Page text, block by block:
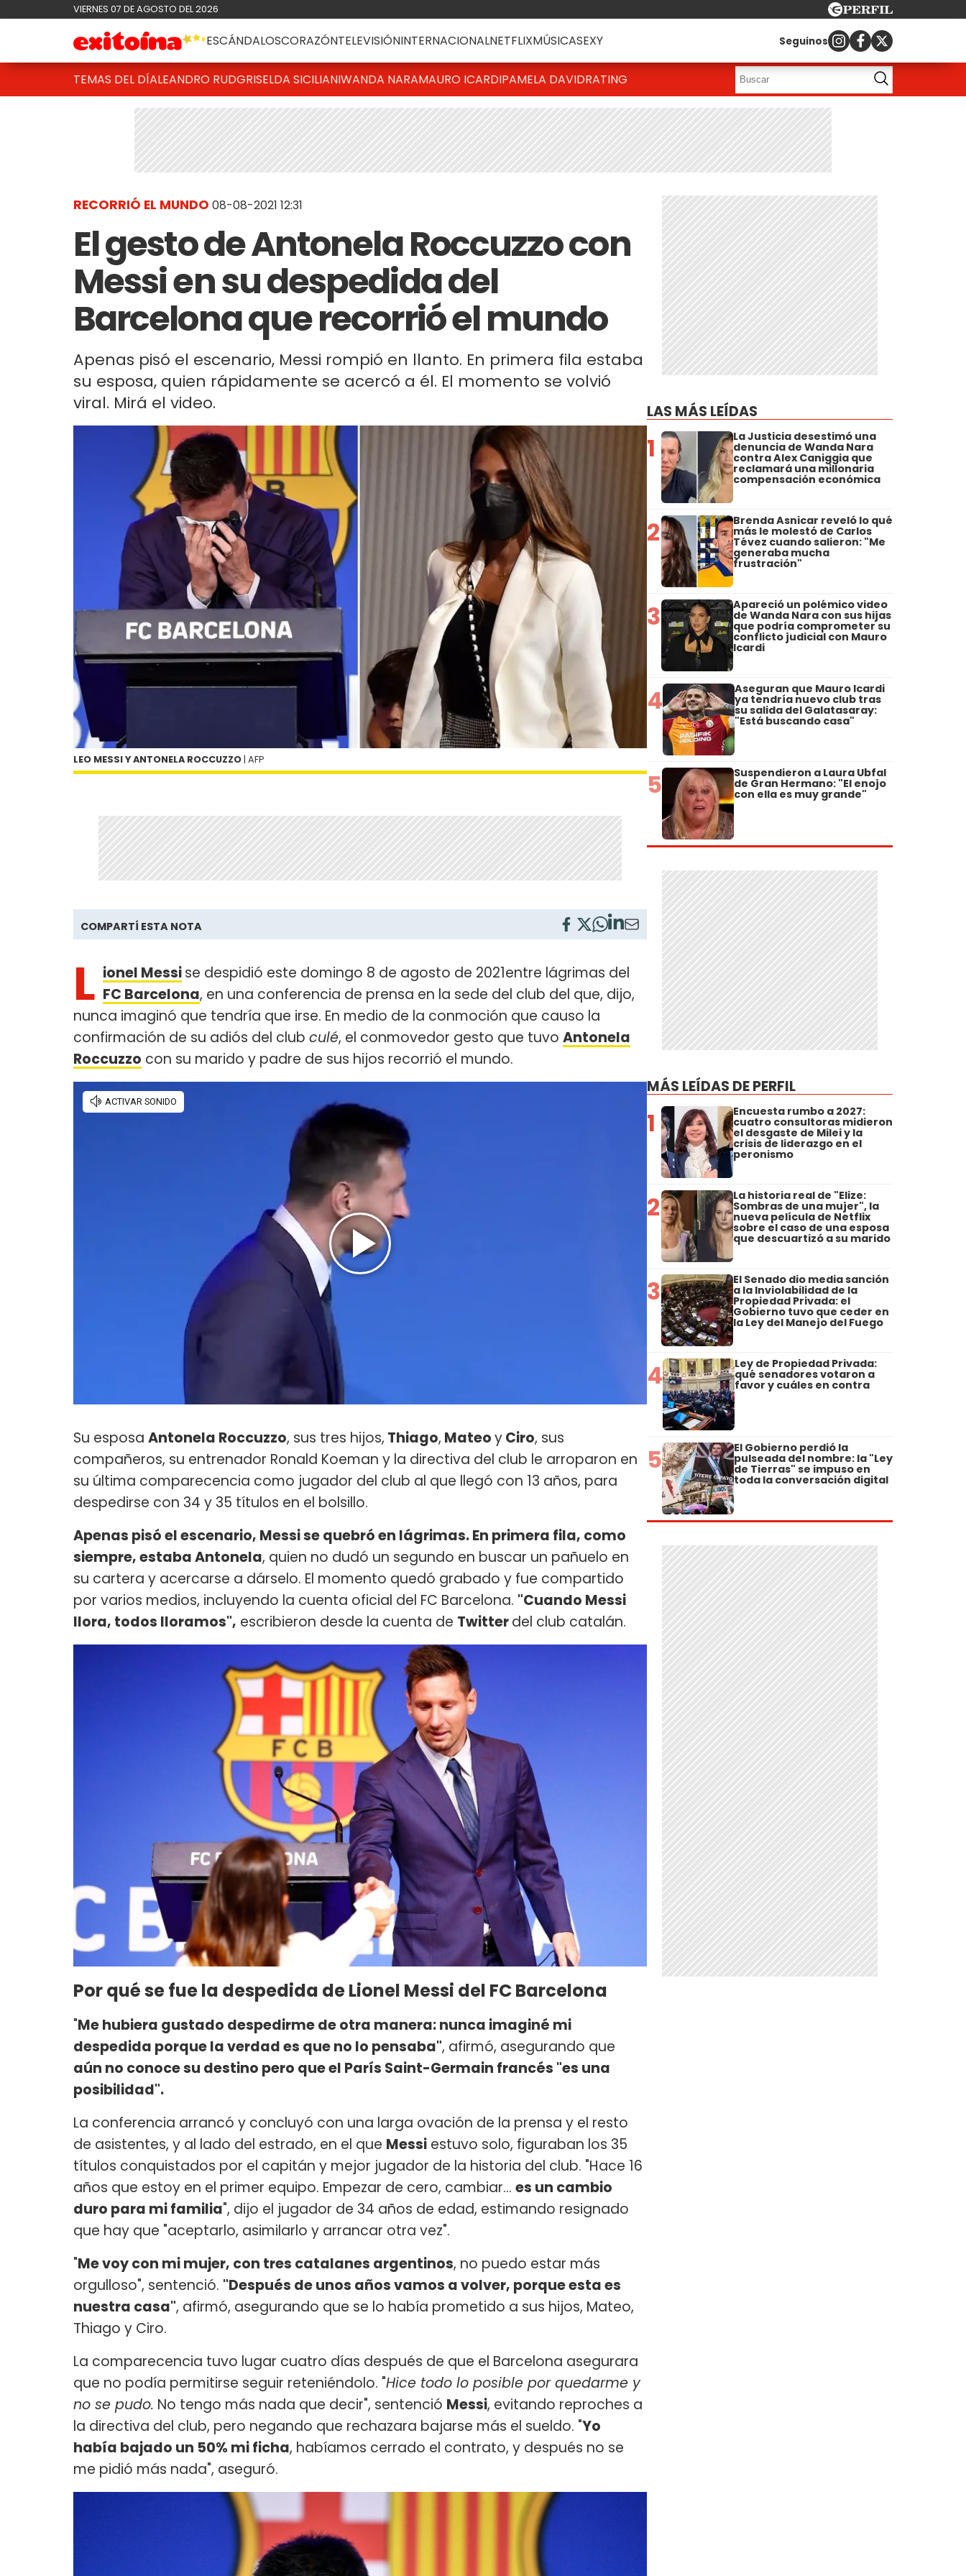
VIERNES 07 DE AGOSTO DEL 2026
ESCÁNDALOSCORAZÓNTELEVISIÓNINTERNACIONALNETFLIXMÚSICASEXY Seguinos
TEMAS DEL DÍALEANDRO RUDGRISELDA SICILIANIWANDA NARAMAURO ICARDIPAMELA DAVIDRATING
RECORRIÓ EL MUNDO 08-08-2021 12:31
El gesto de Antonela Roccuzzo con
Messi en su despedida del
Barcelona que recorrió el mundo
Apenas pisó el escenario, Messi rompió en llanto. En primera fila estaba
su esposa, quien rápidamente se acercó a él. El momento se volvió
viral. Mirá el video.
LEO MESSI Y ANTONELA ROCCUZZO | AFP
COMPARTÍ ESTA NOTA
L ionel Messise despidió este domingo 8 de agosto de 2021entre lágrimas del
FC Barcelona, en una conferencia de prensa en la sede del club del que, dijo,
nunca imaginó que tendría que irse. En medio de la conmoción que causo la
confirmación de su adiós del club culé, el conmovedor gesto que tuvo Antonela
Roccuzzo con su marido y padre de sus hijos recorrió el mundo.
Su esposa Antonela Roccuzzo, sus tres hijos, Thiago, MateoyCiro, sus
compañeros, su entrenador Ronald Koeman y la directiva del club le arroparon en
su última comparecencia como jugador del club al que llegó con 13 años, para
despedirse con 34 y 35 títulos en el bolsillo.
Apenas pisó el escenario, Messi se quebró en lágrimas. En primera fila, como
siempre, estaba Antonela, quien no dudó un segundo en buscar un pañuelo en
su cartera y acercarse a dárselo. El momento quedó grabado y fue compartido
por varios medios, incluyendo la cuenta oficial del FC Barcelona. "Cuando Messi
llora, todos lloramos", escribieron desde la cuenta de Twitterdel club catalán.
Por qué se fue la despedida de Lionel Messi del FC Barcelona
"Me hubiera gustado despedirme de otra manera: nunca imaginé mi
despedida porque la verdad es que no lo pensaba", afirmó, asegurando que
aún no conoce su destino pero que el París Saint-Germain francés "es una
posibilidad".
La conferencia arrancó y concluyó con una larga ovación de la prensa y el resto
de asistentes, y al lado del estrado, en el que Messi estuvo solo, figuraban los 35
títulos conquistados por el capitán y mejor jugador de la historia del club. "Hace 16
años que estoy en el primer equipo. Empezar de cero, cambiar... es un cambio
duro para mi familia", dijo el jugador de 34 años de edad, estimando resignado
que hay que "aceptarlo, asimilarlo y arrancar otra vez".
"Me voy con mi mujer, con tres catalanes argentinos, no puedo estar más
orgulloso", sentenció. "Después de unos años vamos a volver, porque esta es
nuestra casa", afirmó, asegurando que se lo había prometido a sus hijos, Mateo,
Thiago y Ciro.
La comparecencia tuvo lugar cuatro días después de que el Barcelona asegurara
que no podía permitirse seguir reteniéndolo. "Hice todo lo posible por quedarme y
no se pudo. No tengo más nada que decir", sentenció Messi, evitando reproches a
la directiva del club, pero negando que rechazara bajarse más el sueldo. "Yo
había bajado un 50% mi ficha, habíamos cerrado el contrato, y después no se
me pidió más nada", aseguró.
LAS MÁS LEÍDAS
1 La Justicia desestimó una
denuncia de Wanda Nara
contra Alex Caniggia que
reclamará una millonaria
compensación económica
2 Brenda Asnicar reveló lo qué
más le molestó de Carlos
Tévez cuando salieron: "Me
generaba mucha
frustración"
3 Apareció un polémico video
de Wanda Nara con sus hijas
que podría comprometer su
conflicto judicial con Mauro
Icardi
4 Aseguran que Mauro Icardi
ya tendría nuevo club tras
su salida del Galatasaray:
"Está buscando casa"
5 Suspendieron a Laura Ubfal
de Gran Hermano: "El enojo
con ella es muy grande"
MÁS LEÍDAS DE PERFIL
1 Encuesta rumbo a 2027:
cuatro consultoras midieron
el desgaste de Milei y la
crisis de liderazgo en el
peronismo
2 La historia real de "Elize:
Sombras de una mujer", la
nueva película de Netflix
sobre el caso de una esposa
que descuartizó a su marido
3 El Senado dio media sanción
a la Inviolabilidad de la
Propiedad Privada: el
Gobierno tuvo que ceder en
la Ley del Manejo del Fuego
4 Ley de Propiedad Privada:
qué senadores votaron a
favor y cuáles en contra
5 El Gobierno perdió la
pulseada del nombre: la "Ley
de Tierras" se impuso en
toda la conversación digital